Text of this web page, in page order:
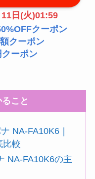
日(火)01:59
クーポン
クーポン
ーポン
こと
NA-FA10K6｜
比較
NA-FA10K6の主